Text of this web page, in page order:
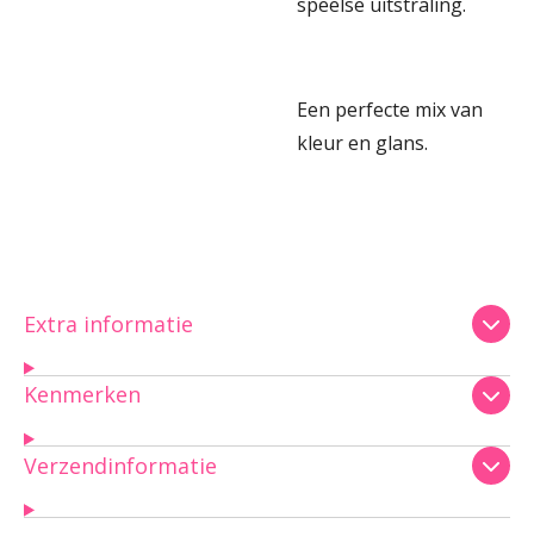
Een perfecte mix van
kleur en glans.
Extra informatie
Kenmerken
Verzendinformatie